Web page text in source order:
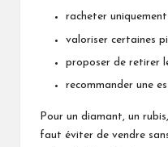
racheter uniquement
valoriser certaines
proposer de retirer
recommander une
Pour un diamant, un
faut éviter de vendre